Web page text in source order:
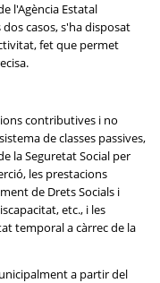
l'Agència Estatal
casos, s'ha disposat
fet que permet
contributives i no
de classes passives,
la Seguretat Social per
les prestacions
de Drets Socials i
etc., i les
temporal a càrrec de la
a partir del